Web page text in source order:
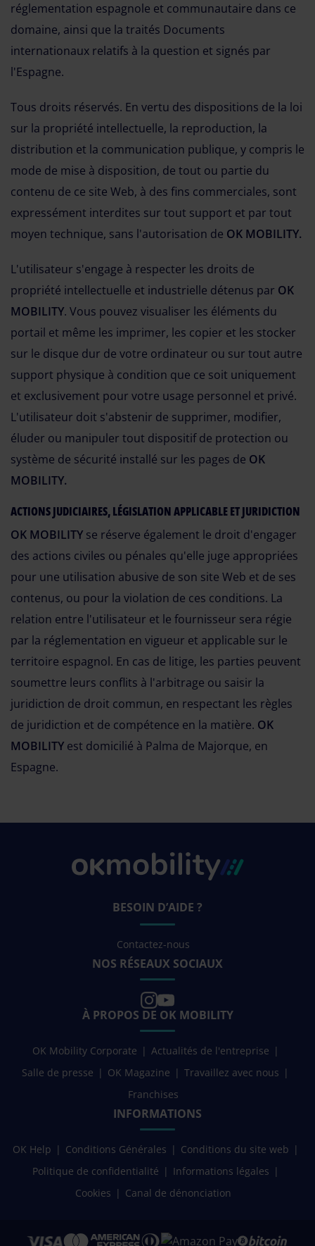
réglementation espagnole et communautaire dans ce
domaine, ainsi que la traités Documents
internationaux relatifs à la question et signés par
l'Espagne.
Tous droits réservés. En vertu des dispositions de la loi
sur la propriété intellectuelle, la reproduction, la
distribution et la communication publique, y compris le
mode de mise à disposition, de tout ou partie du
contenu de ce site Web, à des fins commerciales, sont
expressément interdites sur tout support et par tout
moyen technique, sans l'autorisation de OK MOBILITY.
L'utilisateur s'engage à respecter les droits de
propriété intellectuelle et industrielle détenus par OK
MOBILITY. Vous pouvez visualiser les éléments du
portail et même les imprimer, les copier et les stocker
sur le disque dur de votre ordinateur ou sur tout autre
support physique à condition que ce soit uniquement
et exclusivement pour votre usage personnel et privé.
L'utilisateur doit s'abstenir de supprimer, modifier,
éluder ou manipuler tout dispositif de protection ou
système de sécurité installé sur les pages de OK
MOBILITY.
ACTIONS JUDICIAIRES, LÉGISLATION APPLICABLE ET JURIDICTION
OK MOBILITY se réserve également le droit d'engager
des actions civiles ou pénales qu'elle juge appropriées
pour une utilisation abusive de son site Web et de ses
contenus, ou pour la violation de ces conditions. La
relation entre l'utilisateur et le fournisseur sera régie
par la réglementation en vigueur et applicable sur le
territoire espagnol. En cas de litige, les parties peuvent
soumettre leurs conflits à l'arbitrage ou saisir la
juridiction de droit commun, en respectant les règles
de juridiction et de compétence en la matière. OK
MOBILITY est domicilié à Palma de Majorque, en
Espagne.
BESOIN D’AIDE ?
Contactez-nous
NOS RÉSEAUX SOCIAUX
À PROPOS DE OK MOBILITY
OK Mobility Corporate
Actualités de l'entreprise
Salle de presse
OK Magazine
Travaillez avec nous
Franchises
INFORMATIONS
OK Help Conditions Générales
Conditions du site web
Politique de confidentialité
Informations légales
Cookies
Canal de dénonciation